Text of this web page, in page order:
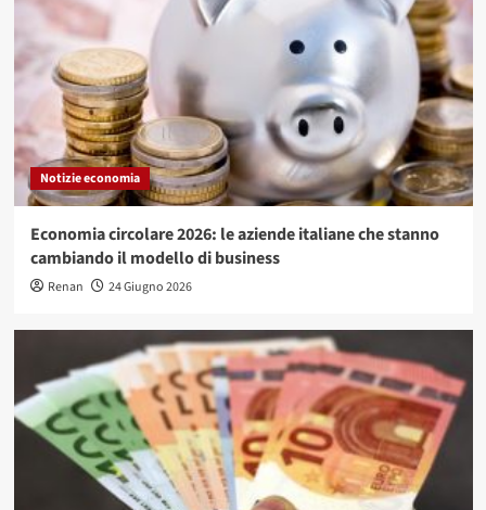
Notizie economia
Economia circolare 2026: le aziende italiane che stanno
cambiando il modello di business
Renan 24 Giugno 2026